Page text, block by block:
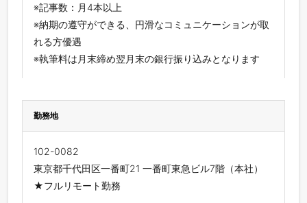
※記事数：月4本以上
※納期の遵守ができる、円滑なコミュニケーションが取
れる方優遇
※執筆料は月末締め翌月末の銀行振り込みとなります
勤務地
102-0082
東京都千代田区一番町21 一番町東急ビル7階（本社）
★フルリモート勤務